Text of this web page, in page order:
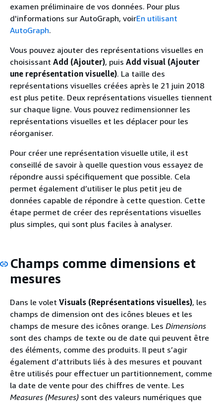
examen préliminaire de vos données. Pour plus
d'informations sur AutoGraph, voirEn utilisant
AutoGraph.
Vous pouvez ajouter des représentations visuelles en
choisissant Add (Ajouter), puis Add visual (Ajouter
une représentation visuelle). La taille des
représentations visuelles créées après le 21 juin 2018
est plus petite. Deux représentations visuelles tiennent
sur chaque ligne. Vous pouvez redimensionner les
représentations visuelles et les déplacer pour les
réorganiser.
Pour créer une représentation visuelle utile, il est
conseillé de savoir à quelle question vous essayez de
répondre aussi spécifiquement que possible. Cela
permet également d’utiliser le plus petit jeu de
données capable de répondre à cette question. Cette
étape permet de créer des représentations visuelles
plus simples, qui sont plus faciles à analyser.
Champs comme dimensions et
mesures
Dans le volet Visuals (Représentations visuelles), les
champs de dimension ont des icônes bleues et les
champs de mesure des icônes orange. Les Dimensions
sont des champs de texte ou de date qui peuvent être
des éléments, comme des produits. Il peut s’agir
également d’attributs liés à des mesures et pouvant
être utilisés pour effectuer un partitionnement, comme
la date de vente pour des chiffres de vente. Les
Measures (Mesures) sont des valeurs numériques que